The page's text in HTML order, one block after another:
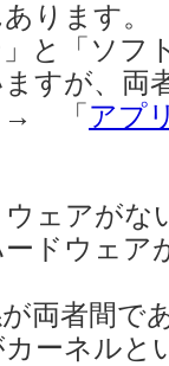
ります。
」と「ソフ
すが、両
→ 「 アプ
ェアがな
ドウェア
両者間で
ーネルと